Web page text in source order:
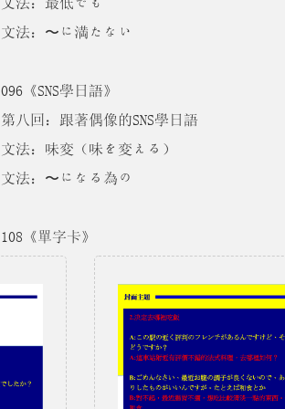
文法：〜に満たない
096《SNS學日語》
第八回：跟著偶像的SNS學日語
文法：味変（味を変える）
文法：〜になる為の
108《單字卡》